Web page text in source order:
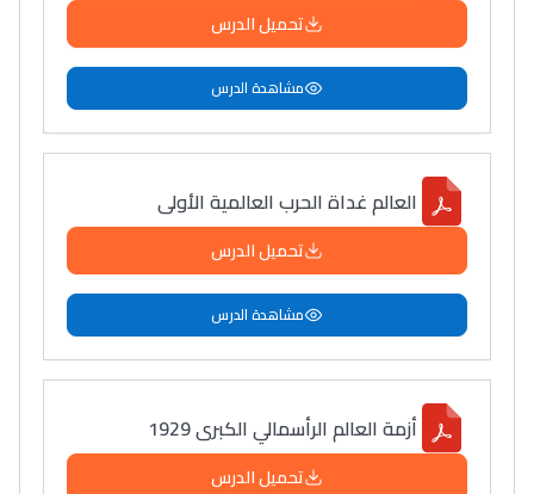
تحميل الدرس
مشاهدة الدرس
العالم غداة الحرب العالمية الأولى
تحميل الدرس
مشاهدة الدرس
أزمة العالم الرأسمالي الكبرى 1929
تحميل الدرس